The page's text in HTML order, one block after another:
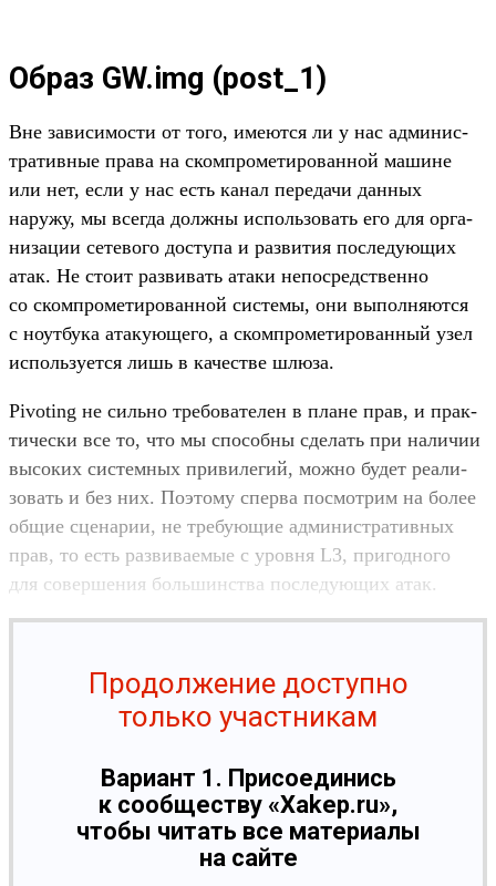
Образ GW.img (post_1)
Вне зависи­мос­ти от того, име­ются ли у нас адми­нис­
тра­тив­ные пра­ва на ском­про­мети­рован­ной машине
или нет, если у нас есть канал переда­чи дан­ных
наружу, мы всег­да дол­жны исполь­зовать его для орга­
низа­ции сетево­го дос­тупа и раз­вития пос­леду­ющих
атак. Не сто­ит раз­вивать ата­ки непос­редс­твен­но
со ском­про­мети­рован­ной сис­темы, они выпол­няют­ся
с ноут­бука ата­кующе­го, а ском­про­мети­рован­ный узел
исполь­зует­ся лишь в качес­тве шлю­за.
Pivoting не силь­но тре­бова­телен в пла­не прав, и прак­
тичес­ки все то, что мы спо­соб­ны сде­лать при наличии
высоких сис­темных при­виле­гий, мож­но будет реали­
зовать и без них. Поэто­му спер­ва пос­мотрим на более
общие сце­нарии, не тре­бующие адми­нис­тра­тив­ных
прав, то есть раз­вива­емые с уров­ня L3, при­год­ного
для совер­шения боль­шинс­тва пос­леду­ющих атак.
Продолжение доступно
только участникам
Вариант 1. Присоединись
к сообществу «Xakep.ru»,
чтобы читать все материалы
на сайте